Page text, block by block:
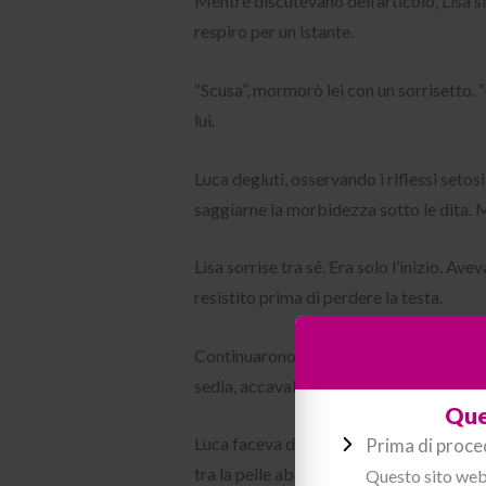
Prima di
Questo sito
respiro per un istante.
“Scusa”, mormorò lei con un
lui.
Luca deglutì, osservando i riflessi
saggiarne la morbidezza sotto le dita.
Lisa sorrise tra sé. Era solo l’inizio.
resistito prima di perdere la testa.
Continuarono a lavorare fianco a
sedia, accavallando le gambe in modo
Luca faceva del suo meglio per
tra la pelle abbronzata di Lisa e il